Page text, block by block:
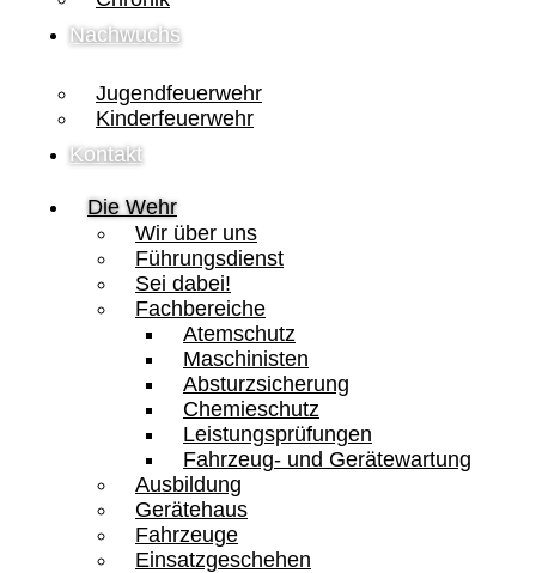
Nachwuchs
Jugendfeuerwehr
Kinderfeuerwehr
Kontakt
Die Wehr
Wir über uns
Führungsdienst
Sei dabei!
Fachbereiche
Atemschutz
Maschinisten
Absturzsicherung
Chemieschutz
Leistungsprüfungen
Fahrzeug- und Gerätewartung
Ausbildung
Gerätehaus
Fahrzeuge
Einsatzgeschehen